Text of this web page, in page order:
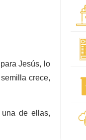
Jesús, lo
crece,
de ellas,